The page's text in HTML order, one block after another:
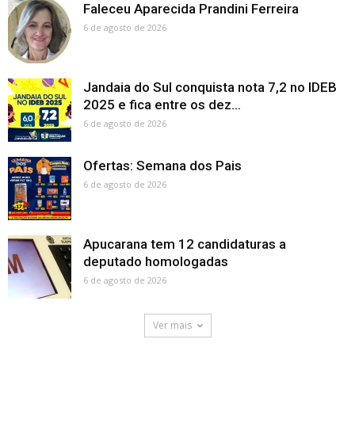
Faleceu Aparecida Prandini Ferreira
6 de agosto de 2026
Jandaia do Sul conquista nota 7,2 no IDEB
2025 e fica entre os dez...
6 de agosto de 2026
Ofertas: Semana dos Pais
6 de agosto de 2026
Apucarana tem 12 candidaturas a
deputado homologadas
6 de agosto de 2026
Ver mais